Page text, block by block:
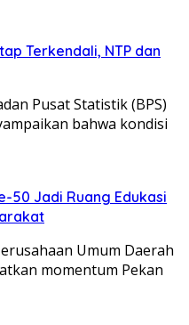
Terkendali, NTP dan
Pusat Statistik (BPS)
bahwa kondisi
50 Jadi Ruang Edukasi
Umum Daerah
momentum Pekan